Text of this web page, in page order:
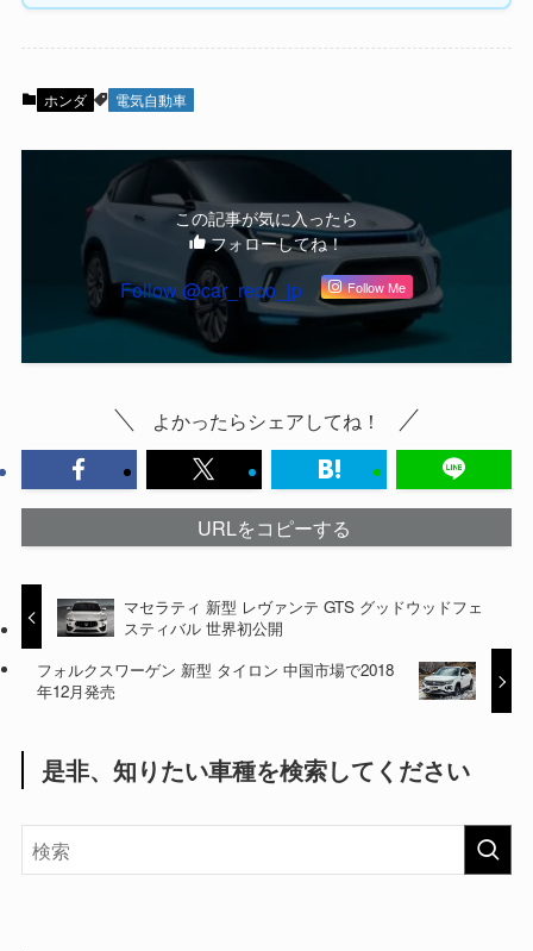
ホンダ 電気自動車
この記事が気に入ったら
フォローしてね！
Follow @car_repo_jp Follow Me
よかったらシェアしてね！
URLをコピーする
マセラティ 新型 レヴァンテ GTS グッドウッドフェ
スティバル 世界初公開
フォルクスワーゲン 新型 タイロン 中国市場で2018
年12月発売
是非、知りたい車種を検索してください